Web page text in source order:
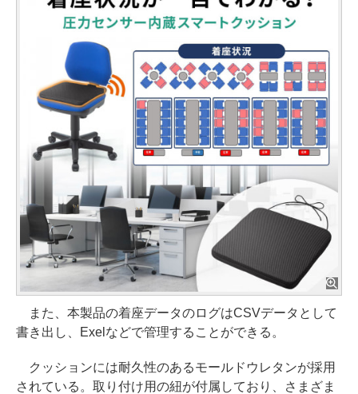
また、本製品の着座データのログはCSVデータとして
書き出し、Exelなどで管理することができる。
クッションには耐久性のあるモールドウレタンが採用
されている。取り付け用の紐が付属しており、さまざま